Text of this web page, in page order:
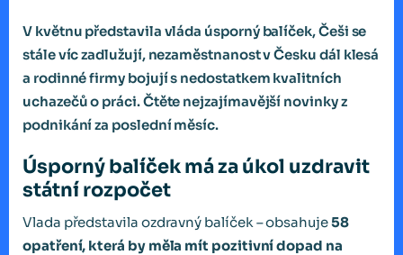
V květnu představila vláda úsporný balíček, Češi se
stále víc zadlužují, nezaměstnanost v Česku dál klesá
a rodinné firmy bojují s nedostatkem kvalitních
uchazečů o práci. Čtěte nejzajímavější novinky z
podnikání za poslední měsíc.
Úsporný balíček má za úkol uzdravit
státní rozpočet
Vlada představila ozdravný balíček – obsahuje58
opatření, která by měla mít pozitivní dopad na